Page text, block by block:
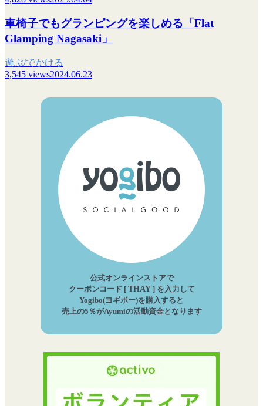
車椅子でもグランピングを楽しめる「Flat
Glamping Nagasaki」
遊ぶ/でかける
3,545 views2024.06.23
公式オンラインストアで
クーポンコード [ THAY] を入力して
Yogibo(ヨギボー)を購入すると
売上の5％がAyumiの活動資金となります